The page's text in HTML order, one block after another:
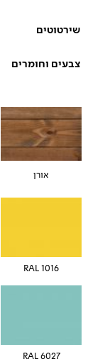
שירטוטים
צבעים וחומרים
אורן
RAL 1016
RAL 6027